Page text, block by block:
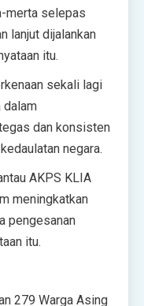
merta selepas
lanjut dijalankan
itu.
sekali lagi
dalam
dan konsisten
negara.
AKPS KLIA
meningkatkan
pengesanan
itu.
279 Warga Asing